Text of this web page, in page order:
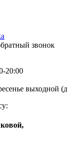
звонок
20:00
выходной